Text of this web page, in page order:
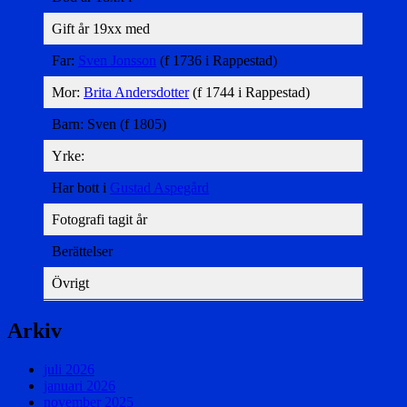
Gift år 19xx med
Far: Sven Jonsson (f 1736 i Rappestad)
Mor: Brita Andersdotter(f 1744 i Rappestad)
Barn: Sven (f 1805)
Yrke:
Har bott i Gustad Aspegård
Fotografi tagit år
Berättelser
Övrigt
Arkiv
juli 2026
januari 2026
november 2025